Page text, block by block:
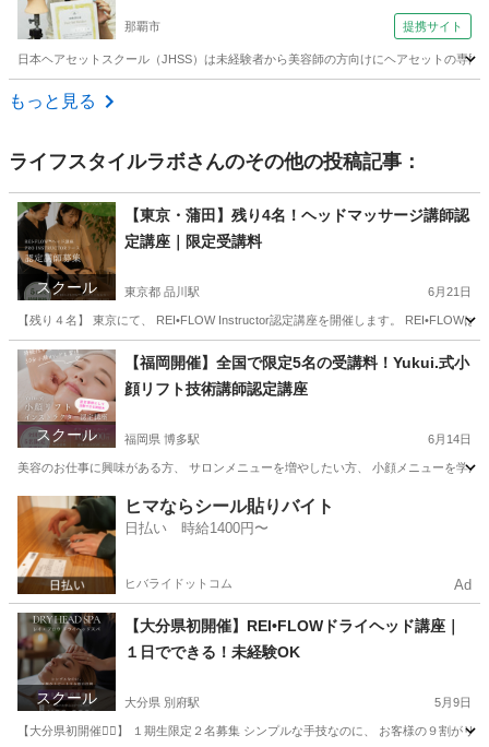
那覇市 提携サイト
日本ヘアセットスクール（JHSS）は未経験者から美容師の方向けにヘアセットの専
沖縄 那覇市
もっと見る
ライフスタイルラボさんのその他の投稿記事：
スクール
【東京・蒲田】残り4名！ヘッドマッサージ講師認
定講座｜限定受講料
東京都 品川駅 6月21日
【残り４名】 東京にて、 REI•FLOW Instructor認定講座を開催します。 REI•FLOW
東京 江東区 品川駅 美容健康 講座
スクール
【福岡開催】全国で限定5名の受講料！Yukui.式小
顔リフト技術講師認定講座
福岡県 博多駅 6月14日
美容のお仕事に興味がある方、 サロンメニューを増やしたい方、 小顔メニューを学
福岡 福岡市 博多駅 リフトアップ 小顔
ヒマならシール貼りバイト
日払い 時給1400円〜
ヒバライドットコム Ad
スクール
【大分県初開催】REI•FLOWドライヘッド講座｜
１日でできる！未経験OK
大分県 別府駅 5月9日
【大分県初開催❤️‍🔥】 １期生限定２名募集 シンプルな手技なのに、 お客様の９割が